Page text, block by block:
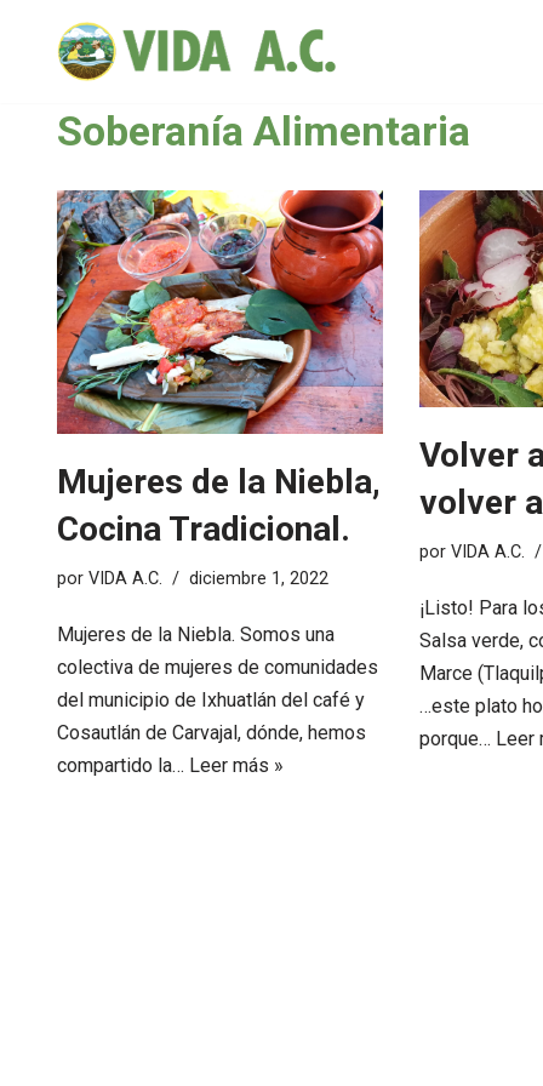
Saltar
contenido
Soberanía Alimentaria
Mujeres de la Niebla,
Cocina Tradicional.
por VIDA A.C. diciembre 1, 2022
Mujeres de la Niebla. Somos una
colectiva de mujeres de comunidades
del municipio de Ixhuatlán del café y
Cosautlán de Carvajal, dónde, hemos
compartido la… Leer más »
Volver
volver
por VIDA A.C.
¡Listo! Para
Salsa verde,
Marce
…este plato
porque… Leer